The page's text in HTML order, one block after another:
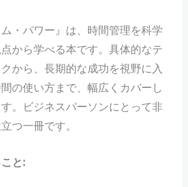
ム・パワー』は、時間管理を科学
から学べる本です。具体的なテ
から、長期的な成功を視野に入
の使い方まで、幅広くカバーし
。ビジネスパーソンにとって非
つ一冊です。
と: